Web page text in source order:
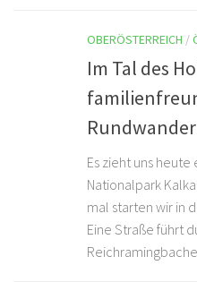
OBERÖSTERREICH /
Im Tal des
Es zieht uns
Nationalpark
mal starten wir in
Eine Straße führt